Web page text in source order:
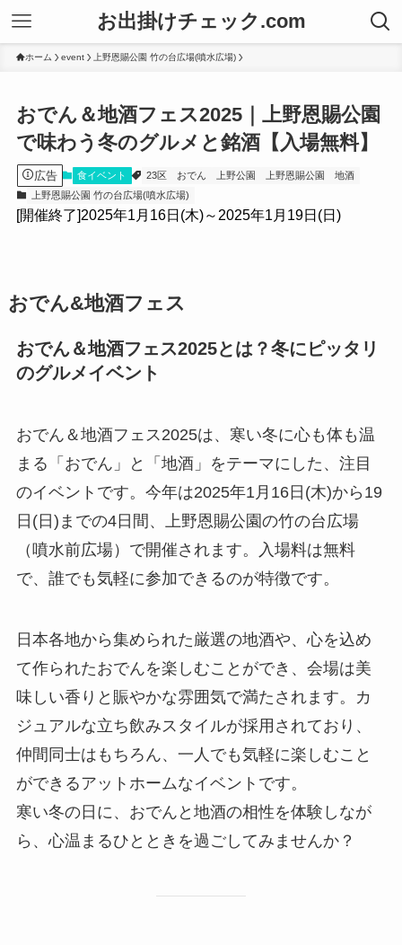
お出掛けチェック.com
ホーム event 上野恩賜公園 竹の台広場(噴水広場)
おでん＆地酒フェス2025｜上野恩賜公園
で味わう冬のグルメと銘酒【入場無料】
広告 食イベント 23区 おでん 上野公園 上野恩賜公園
地酒
上野恩賜公園 竹の台広場(噴水広場)
[開催終了]2025年1月16日(木)～2025年1月19日(日)
おでん&地酒フェス
おでん＆地酒フェス2025とは？冬にピッタリ
のグルメイベント
おでん＆地酒フェス2025は、寒い冬に心も体も温
まる「おでん」と「地酒」をテーマにした、注目
のイベントです。今年は2025年1月16日(木)から19
日(日)までの4日間、上野恩賜公園の竹の台広場
（噴水前広場）で開催されます。入場料は無料
で、誰でも気軽に参加できるのが特徴です。
日本各地から集められた厳選の地酒や、心を込め
て作られたおでんを楽しむことができ、会場は美
味しい香りと賑やかな雰囲気で満たされます。カ
ジュアルな立ち飲みスタイルが採用されており、
仲間同士はもちろん、一人でも気軽に楽しむこと
ができるアットホームなイベントです。
寒い冬の日に、おでんと地酒の相性を体験しなが
ら、心温まるひとときを過ごしてみませんか？